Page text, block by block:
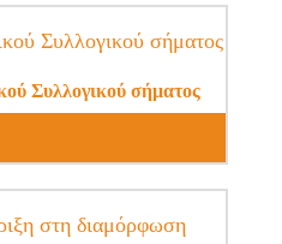
Συλλογικού σήματος